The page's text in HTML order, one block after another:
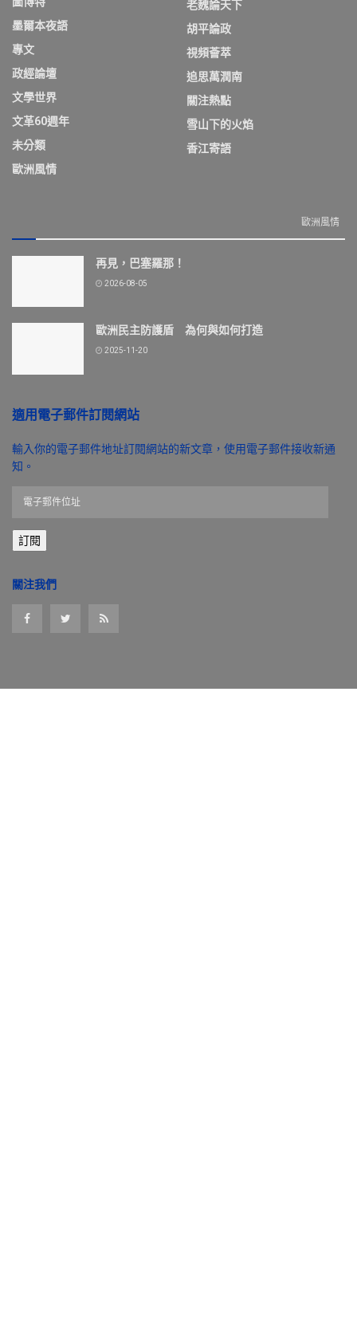
墨爾本夜語
專文
政經論壇
文學世界
文革60週年
未分類
歐洲風情
老魏論天下
胡平論政
視頻薈萃
追思萬潤南
關注熱點
雪山下的火焰
香江寄語
歐洲風情
再見，巴塞羅那！
2026-08-05
歐洲民主防護盾 為何與如何打造
2025-11-20
適用電子郵件訂閱網站
輸入你的電子郵件地址訂閱網站的新文章，使用電子郵件接收新通
知。
郵
件
址
訂閱
關注我們